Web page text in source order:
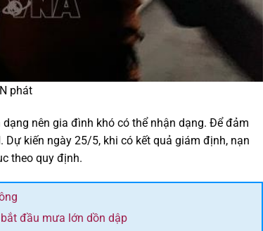
phát
nên gia đình khó có thể nhận dạng. Để đảm
kiến ngày 25/5, khi có kết quả giám định, nạn
theo quy định.
đầu mưa lớn dồn dập